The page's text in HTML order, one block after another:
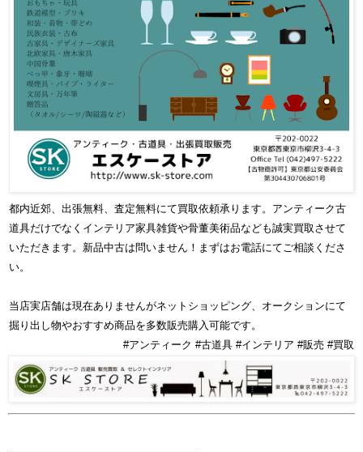
都内近郊、出張無料、査定無料にて買取依頼承ります。アンティーク古
道具だけでなくインテリア家具雑貨や骨董美術品なども誠実買取させて
いただきます。新品中古は問いません！まずはお電話にてご相談くださ
い。
当店実店舗は現在ありませんがネットショッピング、オークションにて
掘り出し物やおすすめ商品を多数販売購入可能です。
#アンティーク #古道具 #インテリア #販売 #買取